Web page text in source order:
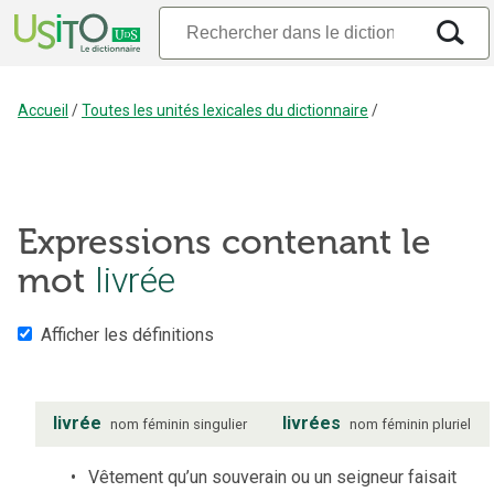
Accueil /Toutes les unités lexicales du dictionnaire /
Expressions contenant le
mot livrée
Afficher les définitions
livrée nom féminin singulier livrées nom féminin pluriel
Vêtement qu’un souverain ou un seigneur faisait